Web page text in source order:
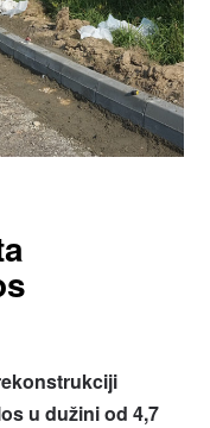
u dužini od 4,7